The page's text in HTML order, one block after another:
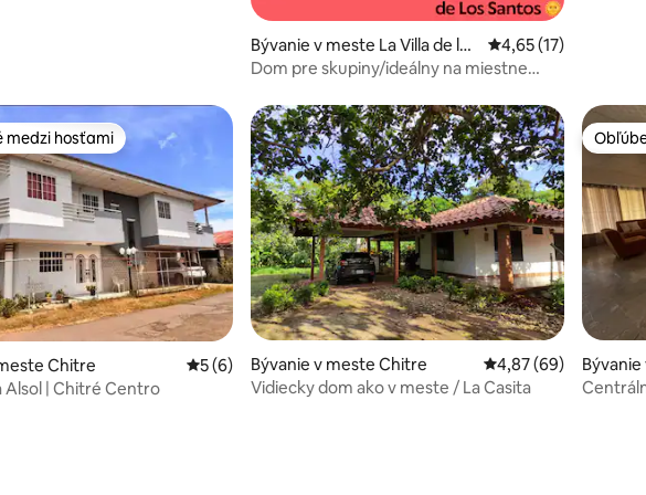
Bývanie v meste La Villa de los
Santos
Priemerné
4,65 (17)
Dom pre skupiny/ideálny na miestne
medzi hosťami
medzi hosťami
Chitre Priemerné ohodnotenie 5 z 5, počet hodnotení: 6
5 (6)
Alsol | Chitré Centro
Bývanie v meste Chitre Priemerné
4,87 (69)
Vidiecky dom ako v meste / La Casita